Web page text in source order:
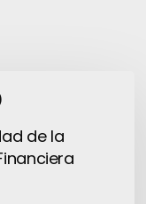
de la